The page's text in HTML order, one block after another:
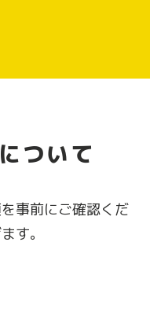
ついて
事前にご確認くだ
す。